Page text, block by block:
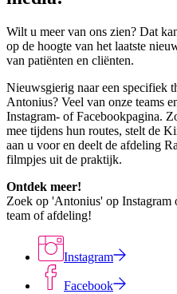
Wilt u meer van ons zien? Dat
op de hoogte van het laatste
van patiënten en cliënten.
Nieuwsgierig naar een specifiek
Antonius? Veel van onze teams
Instagram- of Facebookpagina.
mee tijdens hun routes, stelt de
aan u voor en deelt de afdeling
filmpjes uit de praktijk.
Ontdek meer!
Zoek op 'Antonius' op
team of afdeling!
Instagram
Facebook